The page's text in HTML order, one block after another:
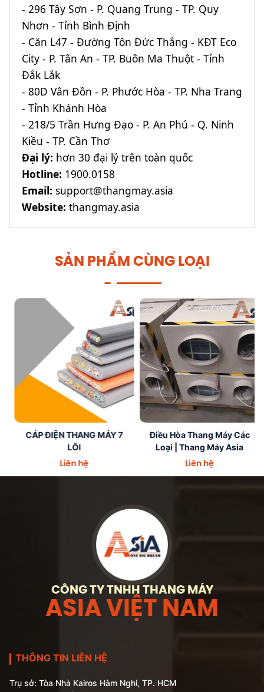
- 296 Tây Sơn - P. Quang Trung - TP. Quy
Nhơn - Tỉnh Bình Định
- Căn L47 - Đường Tôn Đức Thắng - KĐT Eco
City - P. Tân An - TP. Buôn Ma Thuột - Tỉnh
Đắk Lắk
- 80D Vân Đồn - P. Phước Hòa - TP. Nha Trang
- Tỉnh Khánh Hòa
- 218/5 Trần Hưng Đạo - P. An Phú - Q. Ninh
Kiều - TP. Cần Thơ
Đại lý: hơn 30 đại lý trên toàn quốc
Hotline: 1900.0158
Email: support@thangmay.asia
Website: thangmay.asia
SẢN PHẨM CÙNG LOẠI
ĐIỆN
7
CÁP ĐIỆN THANG MÁY 7
LÕI
Liên hệ
Hòa
Thang
Các
Thang
Asia
Điều Hòa Thang Máy Các
Loại | Thang Máy Asia
Liên hệ
CÔNG TY TNHH THANG MÁY
ASIA VIỆT NAM
THÔNG TIN LIÊN HỆ
Trụ sở: Tòa Nhà Kairos Hàm Nghi, TP. HCM